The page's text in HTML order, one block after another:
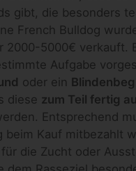
gibt, die besonders
French Bulldog
2000-5000€ verkauft.
Aufgabe
oder ein
diese zum Teil fertig
Entsprechend
beim Kauf mitbezahlt
die Zucht oder